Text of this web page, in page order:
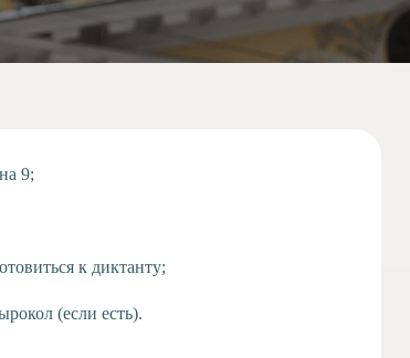
9;
к диктанту;
(если есть).